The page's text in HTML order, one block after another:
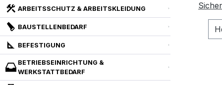
ARBEITSSCHUTZ & ARBEITSKLEIDUNG
BAUSTELLENBEDARF
BEFESTIGUNG
BETRIEBSEINRICHTUNG &
WERKSTATTBEDARF